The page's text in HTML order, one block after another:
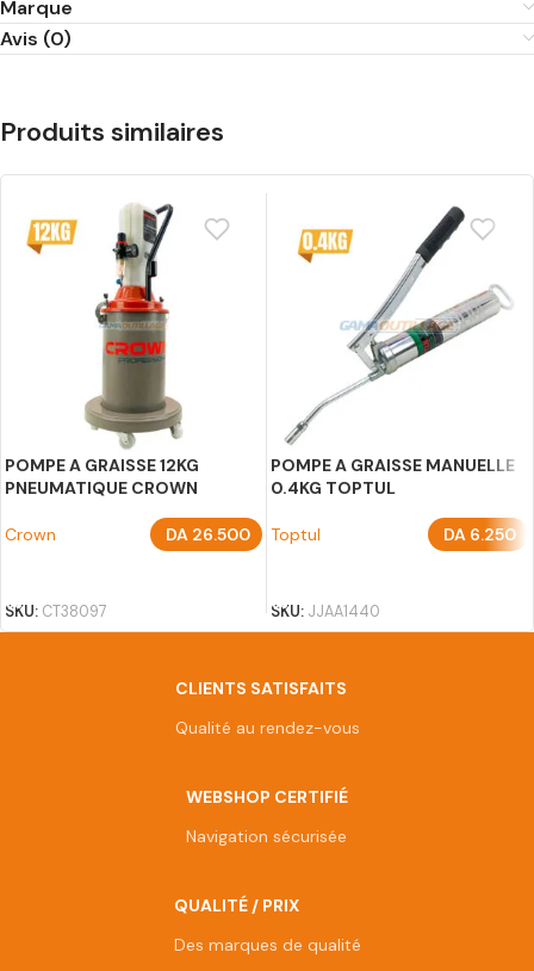
Marque
Avis (0)
Produits similaires
POMPE A GRAISSE 12KG
PNEUMATIQUE CROWN
Crown DA 26.500
SKU: CT38097
POMPE A GRAISSE MANUELLE
0.4KG TOPTUL
Toptul DA 6.250
SKU: JJAA1440
CLIENTS SATISFAITS
Qualité au rendez-vous
WEBSHOP CERTIFIÉ
Navigation sécurisée
QUALITÉ / PRIX
Des marques de qualité